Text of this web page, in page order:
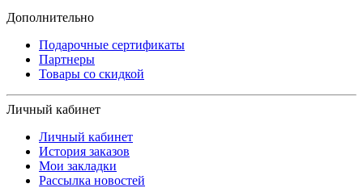
Дополнительно
Подарочные сертификаты
Партнеры
Товары со скидкой
Личный кабинет
Личный кабинет
История заказов
Мои закладки
Рассылка новостей